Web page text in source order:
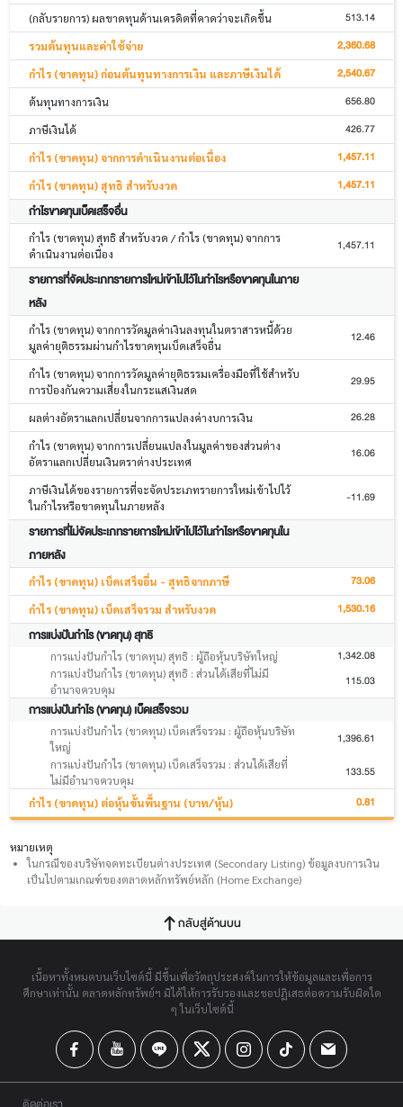
(กลับรายการ) ผลขาดทุนด้านเครดิตที่คาดว่าจะเกิดขึ้น 513.14
รวมต้นทุนและค่าใช้จ่าย 2,360.68
กำไร (ขาดทุน) ก่อนต้นทุนทางการเงิน และภาษีเงินได้ 2,540.67
ต้นทุนทางการเงิน 656.80
ภาษีเงินได้ 426.77
กำไร (ขาดทุน) จากการดำเนินงานต่อเนื่อง 1,457.11
กำไร (ขาดทุน) สุทธิ สำหรับงวด 1,457.11
กำไรขาดทุนเบ็ดเสร็จอื่น
กำไร (ขาดทุน) สุทธิ สำหรับงวด / กำไร (ขาดทุน) จากการ
ดำเนินงานต่อเนื่อง
1,457.11
รายการที่จัดประเภทรายการใหม่เข้าไปไว้ในกำไรหรือขาดทุนในภาย
หลัง
กำไร (ขาดทุน) จากการวัดมูลค่าเงินลงทุนในตราสารหนี้ด้วย
มูลค่ายุติธรรมผ่านกำไรขาดทุนเบ็ดเสร็จอื่น
12.46
กำไร (ขาดทุน) จากการวัดมูลค่ายุติธรรมเครื่องมือที่ใช้สำหรับ
การป้องกันความเสี่ยงในกระแสเงินสด
29.95
ผลต่างอัตราแลกเปลี่ยนจากการแปลงค่างบการเงิน 26.28
กำไร (ขาดทุน) จากการเปลี่ยนแปลงในมูลค่าของส่วนต่าง
อัตราแลกเปลี่ยนเงินตราต่างประเทศ
16.06
ภาษีเงินได้ของรายการที่จะจัดประเภทรายการใหม่เข้าไปไว้
ในกำไรหรือขาดทุนในภายหลัง
-11.69
รายการที่ไม่จัดประเภทรายการใหม่เข้าไปไว้ในกำไรหรือขาดทุนใน
ภายหลัง
กำไร (ขาดทุน) เบ็ดเสร็จอื่น - สุทธิจากภาษี 73.06
กำไร (ขาดทุน) เบ็ดเสร็จรวม สำหรับงวด 1,530.16
การแบ่งปันกำไร (ขาดทุน) สุทธิ
การแบ่งปันกำไร (ขาดทุน) สุทธิ : ผู้ถือหุ้นบริษัทใหญ่ 1,342.08
การแบ่งปันกำไร (ขาดทุน) สุทธิ : ส่วนได้เสียที่ไม่มี
อำนาจควบคุม
115.03
การแบ่งปันกำไร (ขาดทุน) เบ็ดเสร็จรวม
การแบ่งปันกำไร (ขาดทุน) เบ็ดเสร็จรวม : ผู้ถือหุ้นบริษัท
ใหญ่
1,396.61
การแบ่งปันกำไร (ขาดทุน) เบ็ดเสร็จรวม : ส่วนได้เสียที่
ไม่มีอำนาจควบคุม
133.55
กำไร (ขาดทุน) ต่อหุ้นขั้นพื้นฐาน (บาท/หุ้น) 0.81
หมายเหตุ
ในกรณีของบริษัทจดทะเบียนต่างประเทศ (Secondary Listing) ข้อมูลงบการเงิน
เป็นไปตามเกณฑ์ของตลาดหลักทรัพย์หลัก (Home Exchange)
กลับสู่ด้านบน
เนื้อหาทั้งหมดบนเว็บไซต์นี้ มีขึ้นเพื่อวัตถุประสงค์ในการให้ข้อมูลและเพื่อการ
ศึกษาเท่านั้น ตลาดหลักทรัพย์ฯ มิได้ให้การรับรองและขอปฏิเสธต่อความรับผิดใด
ๆ ในเว็บไซต์นี้